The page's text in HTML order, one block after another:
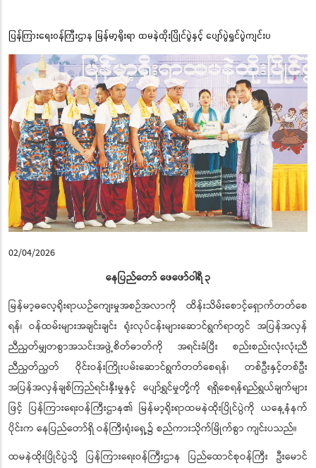
ပြန်ကြားရေးဝန်ကြီးဌာန မြန်မာ့ရိုးရာ ထမနဲထိုးပြိုင်ပွဲနှင့် ပျော်ပွဲရွှင်ပွဲကျင်းပ
02/04/2026
နေပြည်တော် ဖေဖော်ဝါရီ၃
မြန်မာ့ဓလေ့ရိုးရာယဉ်ကျေးမှုအစဉ်အလာကို ထိန်းသိမ်းစောင့်ရှောက်တတ်စေ
ရန်၊ ဝန်ထမ်းများအချင်းချင်း ရုံးလုပ်ငန်းများဆောင်ရွက်ရာတွင် အပြန်အလှန်
ညီညွတ်မျှတစွာအသင်းအဖွဲ့စိတ်ဓာတ်ကို အရင်းခံပြီး စည်းစည်းလုံးလုံးညီ
ညီညွတ်ညွတ် ဝိုင်းဝန်းကြိုးပမ်းဆောင်ရွက်တတ်စေရန်၊ တစ်ဦးနှင့်တစ်ဦး
အပြန်အလှန်ချစ်ကြည်ရင်းနှီးမှုနှင့် ပျော်ရွှင်မှုတို့ကို ရရှိစေရန်ရည်ရွယ်ချက်များ
ဖြင့် ပြန်ကြားရေးဝန်ကြီးဌာန၏ မြန်မာ့ရိုးရာထမနဲထိုးပြိုင်ပွဲကို ယနေ့နံနက်
ပိုင်းက နေပြည်တော်ရှိ ဝန်ကြီးရုံးရှေ့၌ စည်ကားသိုက်မြိုက်စွာ ကျင်းပသည်။
ထမနဲထိုးပြိုင်ပွဲသို့ ပြန်ကြားရေးဝန်ကြီးဌာန ပြည်ထောင်စုဝန်ကြီး ဦးမောင်